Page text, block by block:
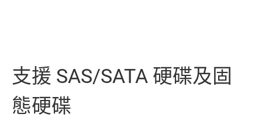
支援 SAS/SATA 硬碟及固
態硬碟